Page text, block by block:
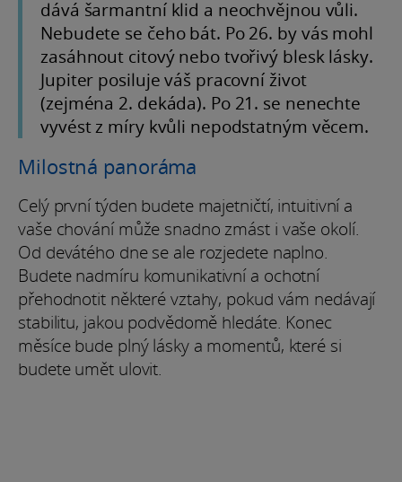
dává šarmantní klid a neochvějnou vůli.
Nebudete se čeho bát. Po 26. by vás mohl
zasáhnout citový nebo tvořivý blesk lásky.
Jupiter posiluje váš pracovní život
(zejména 2. dekáda). Po 21. se nenechte
vyvést z míry kvůli nepodstatným věcem.
Milostná panoráma
Celý první týden budete majetničtí, intuitivní a
vaše chování může snadno zmást i vaše okolí.
Od devátého dne se ale rozjedete naplno.
Budete nadmíru komunikativní a ochotní
přehodnotit některé vztahy, pokud vám nedávají
stabilitu, jakou podvědomě hledáte. Konec
měsíce bude plný lásky a momentů, které si
budete umět ulovit.